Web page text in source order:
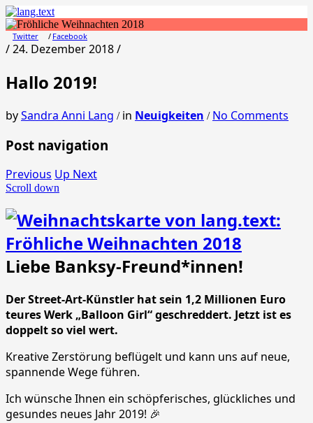
Twitter Facebook
/ 24. Dezember 2018 /
Hallo 2019!
bySandra Anni Lang / in Neuigkeiten / No Comments
Post navigation
Previous Up Next
Scroll down
Liebe Banksy-Freund*innen!
Der Street-Art-Künstler hat sein 1,2 Millionen Euro
teures Werk „Balloon Girl“ geschreddert. Jetzt ist es
doppelt so viel wert.
Kreative Zerstörung beflügelt und kann uns auf neue,
spannende Wege führen.
Ich wünsche Ihnen ein schöpferisches, glückliches und
gesundes neues Jahr 2019! 🎉